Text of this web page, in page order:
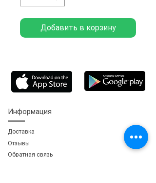
Добавить в корзину
Информация
Доставка
Отзывы
Обратная связь